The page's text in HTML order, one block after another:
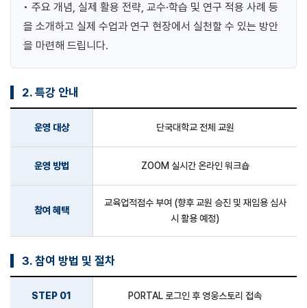
• 주요 개념, 실제 활용 전략, 교수·학습 및 연구 적용 사례 등
을 소개하고 실제 수업과 연구 현장에서 실천할 수 있는 방안
을 마련해 드립니다.
2. 특강 안내
운영 대상 단국대학교 전체 교원
운영 방법 ZOOM 실시간 온라인 워크숍
참여 혜택
교육업적점수 부여 (향후 교원 승진 및 재임용 심사
시 활용 예정)
3. 참여 방법 및 절차
STEP 01 PORTAL 로그인 후 영웅스토리 접속